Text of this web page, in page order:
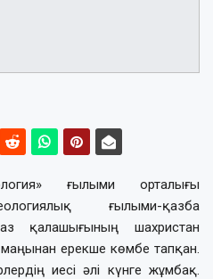
ғылыми орталығы
ғылыми-қазба
қалашығының шахристан
ерекше көмбе тапқан.
иесі әлі күнге жұмбақ.